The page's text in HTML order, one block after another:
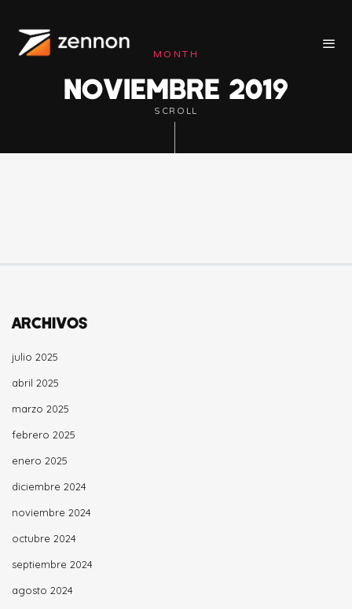
MONTH
NOVIEMBRE 2019
SCROLL
ARCHIVOS
julio 2025
abril 2025
marzo 2025
febrero 2025
enero 2025
diciembre 2024
noviembre 2024
octubre 2024
septiembre 2024
agosto 2024